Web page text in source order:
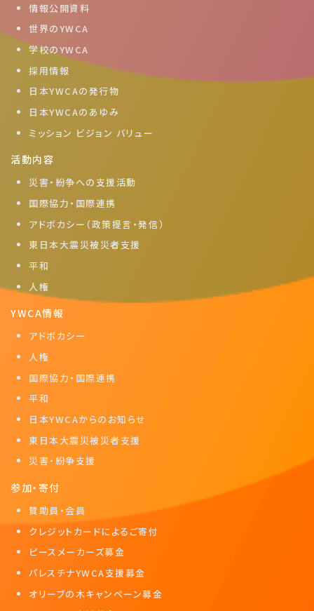
情報公開資料
世界のYWCA
学校のYWCA
採用情報
日本YWCAの発行物
日本YWCAのあゆみ
ミッション ビジョン バリュー
活動内容
災害・紛争への支援活動
国際協力・国際連携
アドボカシー（政策提言・発信）
東日本大震災被災者支援
平和
人権
YWCA情報
アドボカシー
人権
国際協力・国際連携
平和
日本YWCAからのお知らせ
東日本大震災被災者支援
災害・紛争支援
参加・寄付
賛助員・会員
クレジットカードによるご寄付
ピースメーカーズ募金
パレスチナYWCA支援募金
オリーブの木キャンペーン募金